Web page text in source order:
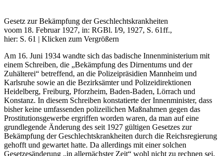
Gesetz zur Bekämpfung der Geschlechtskrankheiten
voom 18. Februar 1927, in: RGBl. I/9, 1927, S. 61ff.,
hier: S. 61 | Klicken zum Vergrößern
Am 16. Juni 1934 wandte sich das badische Innenministerium mit
einem Schreiben, die „Bekämpfung des Dirnentums und der
Zuhälterei“ betreffend, an die Polizeipräsidien Mannheim und
Karlsruhe sowie an die Bezirksämter und Polizeidirektionen
Heidelberg, Freiburg, Pforzheim, Baden-Baden, Lörrach und
Konstanz. In diesem Schreiben konstatierte der Innenminister, dass
bisher keine umfassenden polizeilichen Maßnahmen gegen das
Prostitutionsgewerbe ergriffen worden waren, da man auf eine
grundlegende Änderung des seit 1927 gültigen Gesetzes zur
Bekämpfung der Geschlechtskrankheiten durch die Reichsregierung
gehofft und gewartet hatte. Da allerdings mit einer solchen
Gesetzesänderung „in allernächster Zeit“ wohl nicht zu rechnen sei,